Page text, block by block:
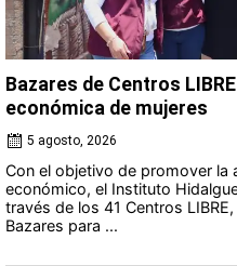
Bazares de Centros
económica de mujeres
5 agosto, 2026
Con el objetivo de promover la
económico, el Instituto
través de los 41 Centros
Bazares para ...